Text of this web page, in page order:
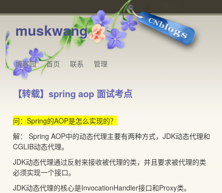
muskwang
博客园 首页 联系 管理
【转载】spring aop 面试考点
问：Spring的AOP是怎么实现的？
解： Spring AOP中的动态代理主要有两种方式，JDK动态代理和
CGLIB动态代理。
JDK动态代理通过反射来接收被代理的类，并且要求被代理的类
必须实现一个接口。
JDK动态代理的核心是InvocationHandler接口和Proxy类。